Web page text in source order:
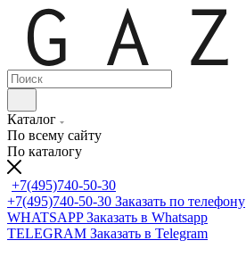
Каталог
По всему сайту
По каталогу
+7(495)740-50-30
+7(495)740-50-30 Заказать по телефону
WHATSAPP Заказать в Whatsapp
TELEGRAM Заказать в Telegram